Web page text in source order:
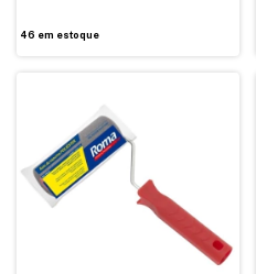
46 em estoque